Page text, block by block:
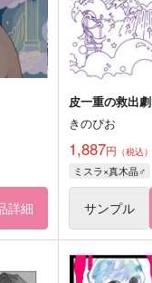
詳細
皮一重の救出劇
きのぴお
1,887円 （税込）
ミスラ×真木晶♂
サンプル